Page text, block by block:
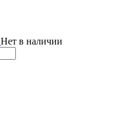
Нет в наличии